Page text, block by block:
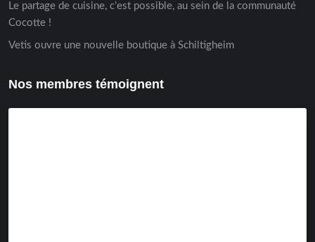
Le partage de cuisine, c’est possible, au sein de la communauté
Cocotte !
Vetis ouvre une nouvelle boutique à Schiltigheim
Nos membres témoignent